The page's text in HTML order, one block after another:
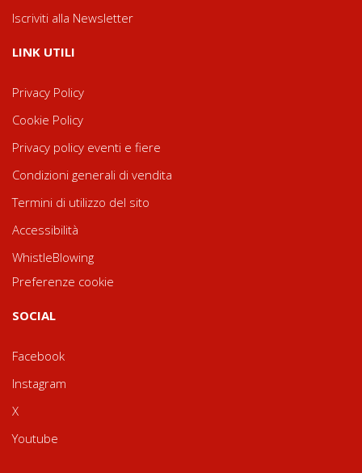
Iscriviti alla Newsletter
LINK UTILI
Privacy Policy
Cookie Policy
Privacy policy eventi e fiere
Condizioni generali di vendita
Termini di utilizzo del sito
Accessibilità
WhistleBlowing
Preferenze cookie
SOCIAL
Facebook
Instagram
X
Youtube